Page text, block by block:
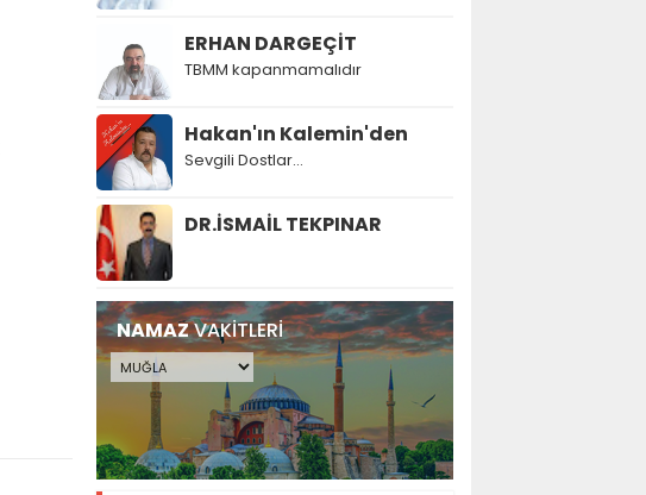
ERHAN DARGEÇİT
TBMM kapanmamalıdır
Hakan'ın Kalemin'den
Sevgili Dostlar...
DR.İSMAİL TEKPINAR
NAMAZVAKİTLERİ